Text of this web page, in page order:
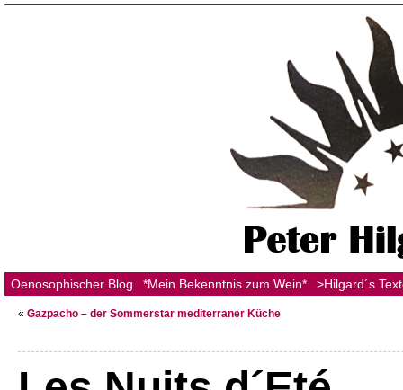
Oenosophischer Blog *Mein Bekenntnis zum Wein* >Hilgard´s
« Gazpacho – der Sommerstar mediterraner Küche